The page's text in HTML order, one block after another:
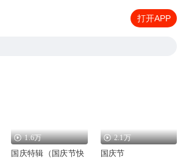
打开APP
1.6万
国庆特辑（国庆节快
2.1万
国庆节